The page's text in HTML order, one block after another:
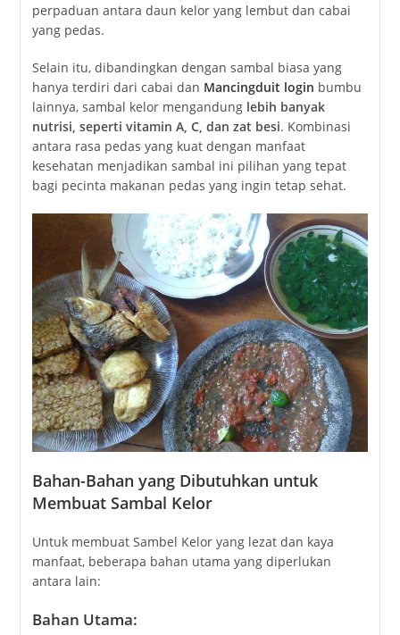
perpaduan antara daun kelor yang lembut dan cabai
yang pedas.
Selain itu, dibandingkan dengan sambal biasa yang
hanya terdiri dari cabai dan Mancingduit login bumbu
lainnya, sambal kelor mengandung lebih banyak
nutrisi, seperti vitamin A, C, dan zat besi. Kombinasi
antara rasa pedas yang kuat dengan manfaat
kesehatan menjadikan sambal ini pilihan yang tepat
bagi pecinta makanan pedas yang ingin tetap sehat.
Bahan-Bahan yang Dibutuhkan untuk
Membuat Sambal Kelor
Untuk membuat Sambel Kelor yang lezat dan kaya
manfaat, beberapa bahan utama yang diperlukan
antara lain:
Bahan Utama: